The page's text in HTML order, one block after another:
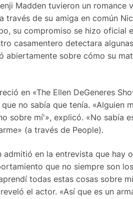
Madden tuvieron un
través de su amiga en común
su compromiso se hizo oficial
casamentero detectara
abiertamente sobre cómo su
en «The Ellen DeGeneres
no sabía que tenía. «Alguien
sobre mí'», explicó. «No sabía
(a través de People).
admitió en la entrevista que hay
que no siempre son
todas estas cosas sobre
el actor. «Así que es un